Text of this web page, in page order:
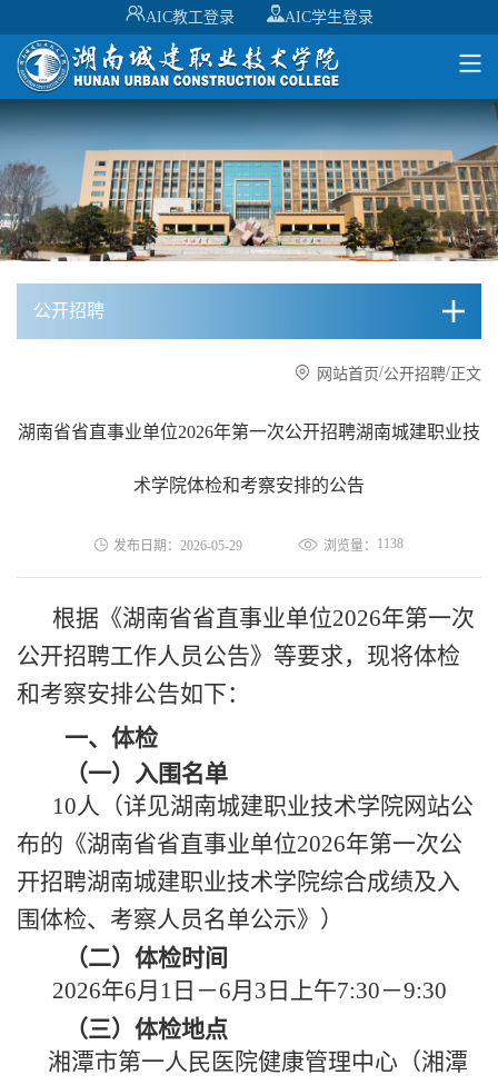
AIC教工登录 AIC学生登录
公开招聘
网站首页/公开招聘/正文
湖南省省直事业单位2026年第一次公开招聘湖南城建职业技
术学院体检和考察安排的公告
发布日期：2026-05-29 浏览量： 1138
根据《湖南省省直事业单位2026年第一次
公开招聘工作人员公告》等要求，现将体检
和考察安排公告如下：
一、 体检
（一） 入围名单
10人（详见湖南城建职业技术学院网站公
布的《湖南省省直事业单位2026年第一次公
开招聘湖南城建职业技术学院综合成绩及入
围体检、考察人员名单公示》）
（二） 体检时间
2026年6月 1 日－6月 3 日上午7:30－9:30
（三） 体检地点
湘潭市第一人民医院健康管理中心（湘潭